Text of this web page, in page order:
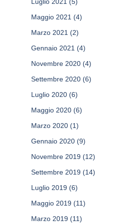
Maggio 2021 (4)
Marzo 2021 (2)
Gennaio 2021 (4)
Novembre 2020 (4)
Settembre 2020 (6)
Luglio 2020 (6)
Maggio 2020 (6)
Marzo 2020 (1)
Gennaio 2020 (9)
Novembre 2019 (12)
Settembre 2019 (14)
Luglio 2019 (6)
Maggio 2019 (11)
Marzo 2019 (11)